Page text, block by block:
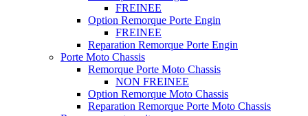
FREINEE
Option Remorque Porte Engin
FREINEE
Reparation Remorque Porte Engin
Porte Moto Chassis
Remorque Porte Moto Chassis
NON FREINEE
Option Remorque Moto Chassis
Reparation Remorque Porte Moto Chassis